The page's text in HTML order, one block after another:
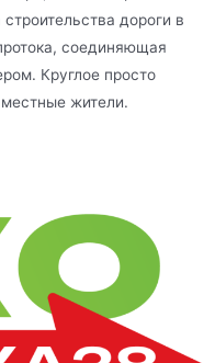
дороги в
соединяющая
Круглое просто
местные жители.